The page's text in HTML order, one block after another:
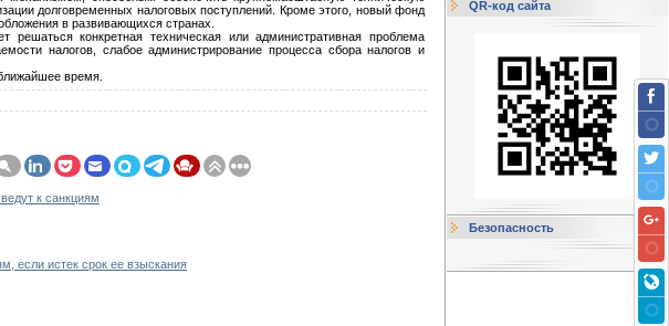
долговременных налоговых поступлений. Кроме этого, новый фонд
в развивающихся странах.
конкретная техническая или административная проблема
налогов, слабое администрирование процесса сбора налогов и
время.
к санкциям
если истек срок ее взыскания
QR-код сайта
Безопасность